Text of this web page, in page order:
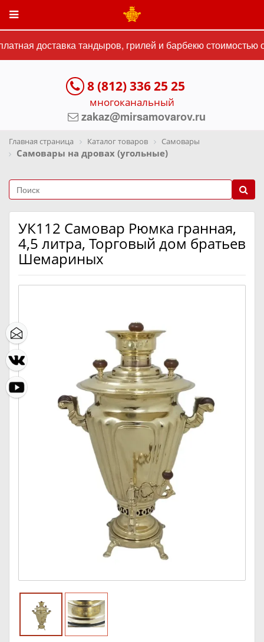
доставка тандыров, грилей и барбекю стоимостью
8 (812) 336 25 25
многоканальный
zakaz@mirsamovarov.ru
Главная страница Каталог товаров Самовары
Самовары на дровах (угольные)
УК112 Самовар Рюмка гранная,
4,5 литра, Торговый дом братьев
Шемариных